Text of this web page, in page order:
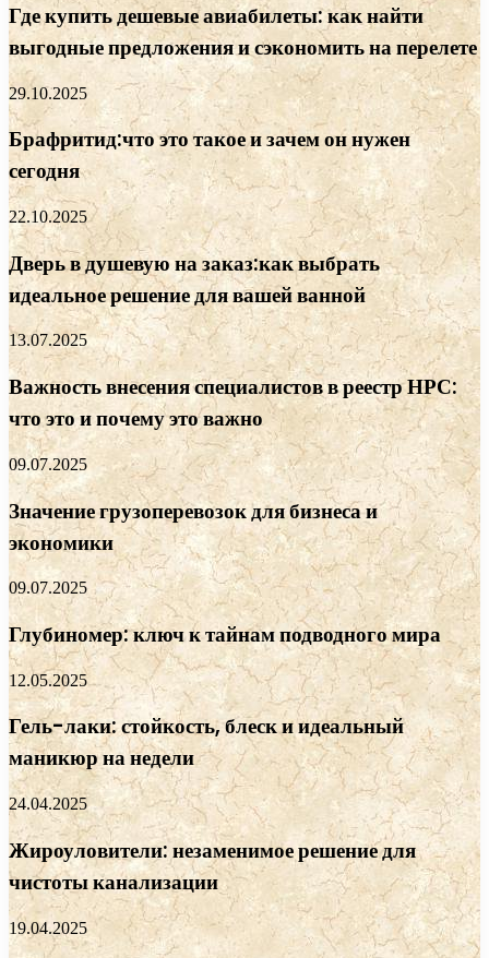
Где купить дешевые авиабилеты: как найти
выгодные предложения и сэкономить на перелете
29.10.2025
Брафритид:что это такое и зачем он нужен
сегодня
22.10.2025
Дверь в душевую на заказ:как выбрать
идеальное решение для вашей ванной
13.07.2025
Важность внесения специалистов в реестр НРС:
что это и почему это важно
09.07.2025
Значение грузоперевозок для бизнеса и
экономики
09.07.2025
Глубиномер: ключ к тайнам подводного мира
12.05.2025
Гель-лаки: стойкость, блеск и идеальный
маникюр на недели
24.04.2025
Жироуловители: незаменимое решение для
чистоты канализации
19.04.2025